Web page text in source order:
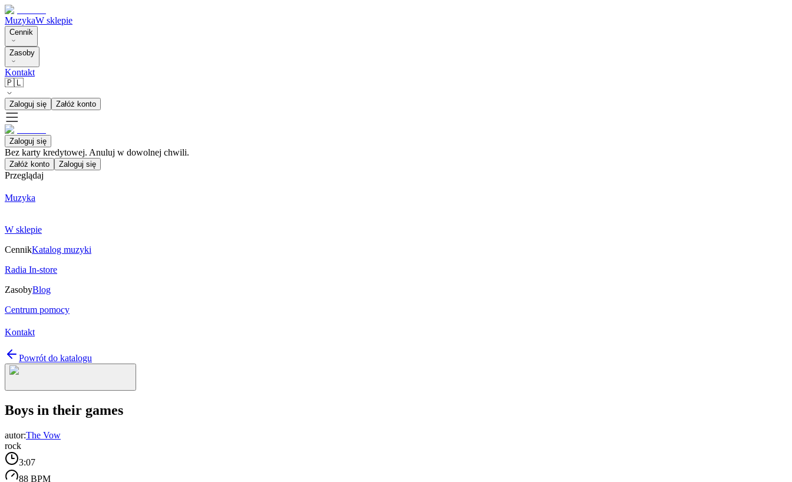
MuzykaW sklepie
Cennik
Zasoby
Kontakt
🇵🇱
Zaloguj się Załóż konto
Zaloguj się
Bez karty kredytowej. Anuluj w dowolnej chwili.
Załóż konto Zaloguj się
Przeglądaj
Muzyka
W sklepie
CennikKatalog muzyki
Radia In-store
ZasobyBlog
Centrum pomocy
Kontakt
Powrót do katalogu
Boys in their games
autor:The Vow
rock
3:07
88 BPM